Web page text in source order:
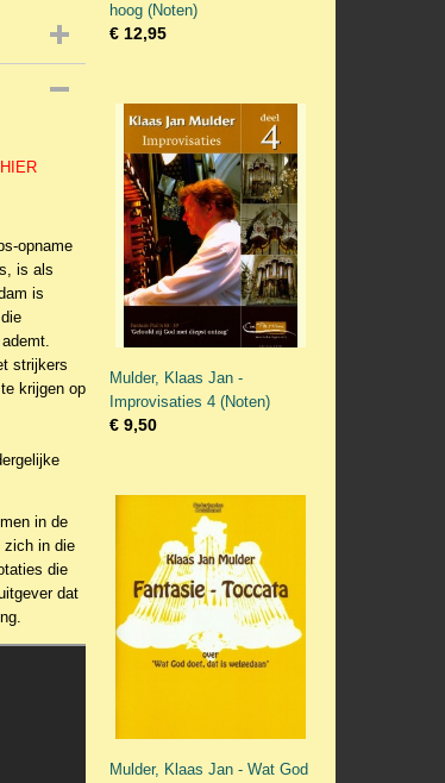
opname
is als
is
strijkers
krijgen op
in de
zich in die
die
dat
hoog (Noten)
€ 12,95
Mulder, Klaas Jan -
Improvisaties 4 (Noten)
€ 9,50
Mulder, Klaas Jan - Wat God